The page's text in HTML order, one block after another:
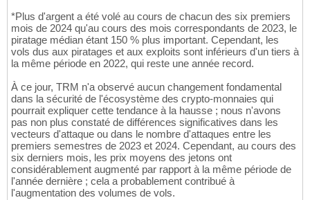
*Plus d'argent a été volé au cours de chacun des six premiers
mois de 2024 qu'au cours des mois correspondants de 2023, le
piratage médian étant 150 % plus important. Cependant, les
vols dus aux piratages et aux exploits sont inférieurs d'un tiers à
la même période en 2022, qui reste une année record.
À ce jour, TRM n'a observé aucun changement fondamental
dans la sécurité de l'écosystème des crypto-monnaies qui
pourrait expliquer cette tendance à la hausse ; nous n'avons
pas non plus constaté de différences significatives dans les
vecteurs d'attaque ou dans le nombre d'attaques entre les
premiers semestres de 2023 et 2024. Cependant, au cours des
six derniers mois, les prix moyens des jetons ont
considérablement augmenté par rapport à la même période de
l'année dernière ; cela a probablement contribué à
l'augmentation des volumes de vols.